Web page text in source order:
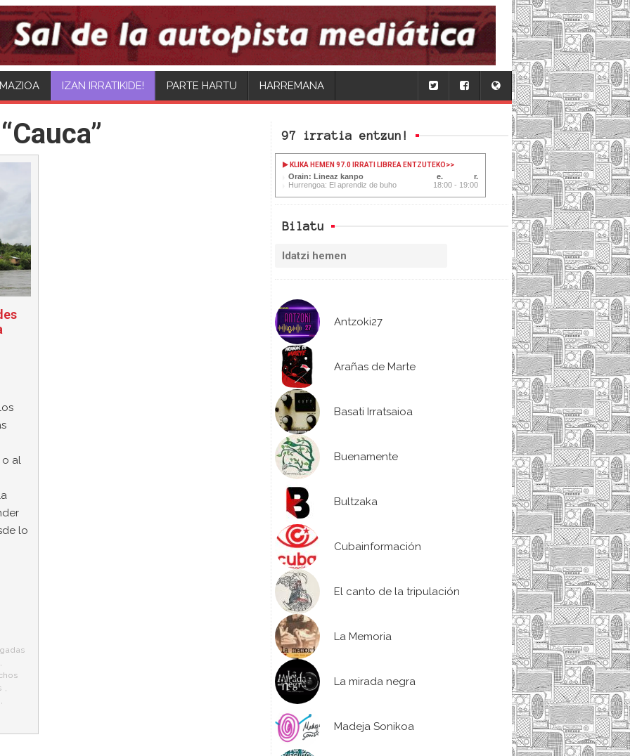
PARTE HARTU HARREMANA
97 irratia entzun!
KLIKA HEMEN 97.0 IRRATI LIBREA ENTZUTEKO>>
Orain: Lineaz kanpo
Hurrengoa: El aprendiz de buho
18:00 - 19:00
Bilatu
Antzoki27
Arañas de Marte
Basati Irratsaioa
Buenamente
Bultzaka
Cubainformación
El canto de la tripulación
La Memoria
La mirada negra
Madeja Sonikoa
o al
lo
,
,
,